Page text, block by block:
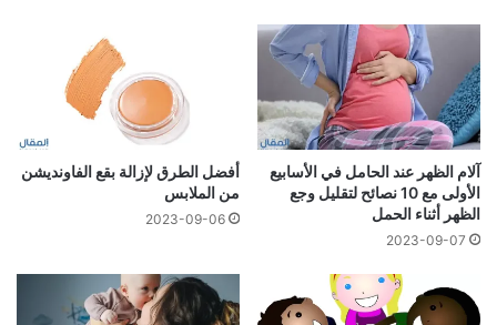
آلام الظهر عند الحامل في الأسابيع
الأولى مع 10 نصائح لتقليل وجع
الظهر أثناء الحمل
2023-09-07
أفضل الطرق لإزالة بقع الفاونديشن
من الملابس
2023-09-06